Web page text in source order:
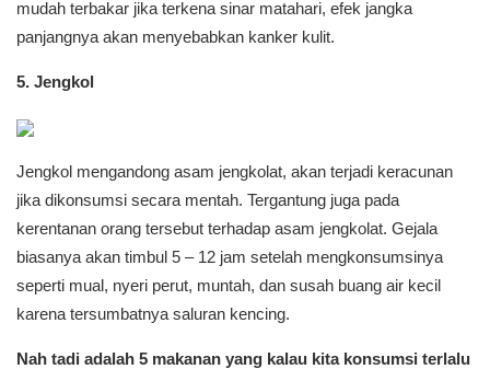
mudah terbakar jika terkena sinar matahari, efek jangka
panjangnya akan menyebabkan kanker kulit.
5. Jengkol
Jengkol mengandong asam jengkolat, akan terjadi keracunan
jika dikonsumsi secara mentah. Tergantung juga pada
kerentanan orang tersebut terhadap asam jengkolat. Gejala
biasanya akan timbul 5 – 12 jam setelah mengkonsumsinya
seperti mual, nyeri perut, muntah, dan susah buang air kecil
karena tersumbatnya saluran kencing.
Nah tadi adalah 5 makanan yang kalau kita konsumsi terlalu